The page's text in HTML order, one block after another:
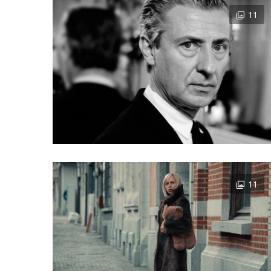
11
11